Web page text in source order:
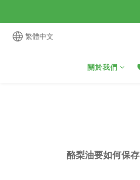
繁體中文
關於我們
酪梨油要如何保存